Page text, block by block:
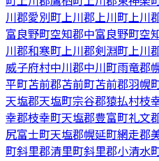
川郡愛別町上川郡上川町上川
富良野町空知郡中富良野町空
川郡和寒町上川郡剣淵町上川
威子府村中川郡中川町雨竜郡
平町苫前郡苫前町苫前郡羽幌
天塩郡天塩町宗谷郡猿払村枝
幸郡枝幸町天塩郡豊富町礼文
尻富士町天塩郡幌延町網走郡
町斜里郡清里町斜里郡小清水